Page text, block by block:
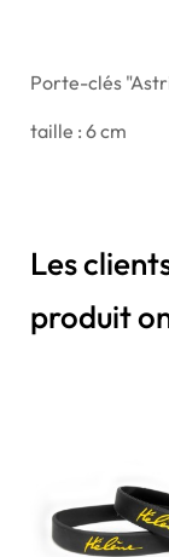
Porte-clés
taille : 6 cm
Les
produit